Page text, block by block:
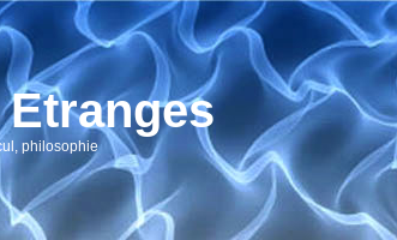
philosophie